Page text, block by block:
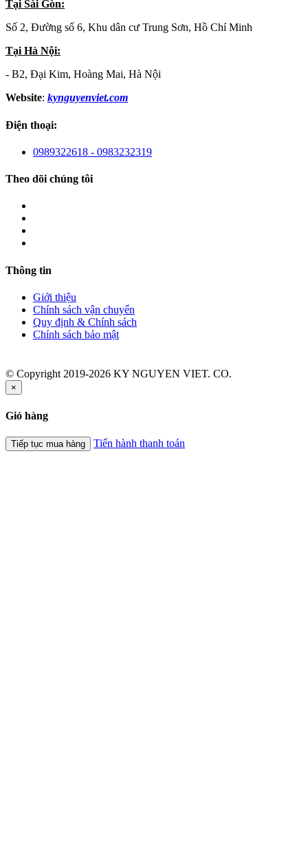
Tại Sài Gòn:
Số 2, Đường số 6, Khu dân cư Trung Sơn, Hồ Chí Minh
Tại Hà Nội:
- B2, Đại Kim, Hoàng Mai, Hà Nội
Website: kynguyenviet.com
Điện thoại:
0989322618 - 0983232319
Theo dõi chúng tôi
Thông tin
Giới thiệu
Chính sách vận chuyển
Quy định & Chính sách
Chính sách bảo mật
© Copyright 2019-2026 KY NGUYEN VIET. CO.
×
Giỏ hàng
Tiếp tục mua hàng Tiến hành thanh toán